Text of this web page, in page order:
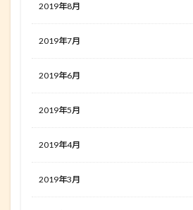
2019年8月
2019年7月
2019年6月
2019年5月
2019年4月
2019年3月